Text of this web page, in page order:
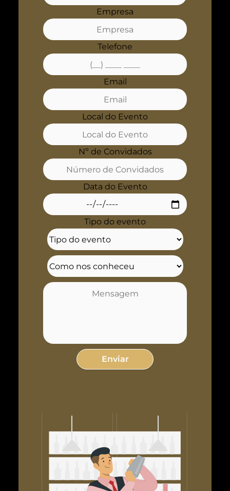
Empresa
Telefone
Email
Local do Evento
Nº de Convidados
Data do Evento
Tipo do evento